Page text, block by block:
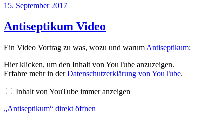
Veröffentlicht
15. September 2017
Antiseptikum Video
Ein Video Vortrag zu was, wozu und warum Antiseptikum:
„Antiseptikum“
von
YouTube
anzeigen
Hier klicken, um den Inhalt von YouTube anzuzeigen.
Erfahre mehr in derDatenschutzerklärung von YouTube.
Inhalt von YouTube immer anzeigen
„Antiseptikum“ direkt öffnen